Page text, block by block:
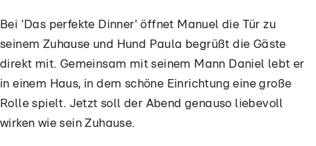
Bei 'Das perfekte Dinner' öffnet Manuel die Tür zu
seinem Zuhause und Hund Paula begrüßt die Gäste
direkt mit. Gemeinsam mit seinem Mann Daniel lebt er
in einem Haus, in dem schöne Einrichtung eine große
Rolle spielt. Jetzt soll der Abend genauso liebevoll
wirken wie sein Zuhause.